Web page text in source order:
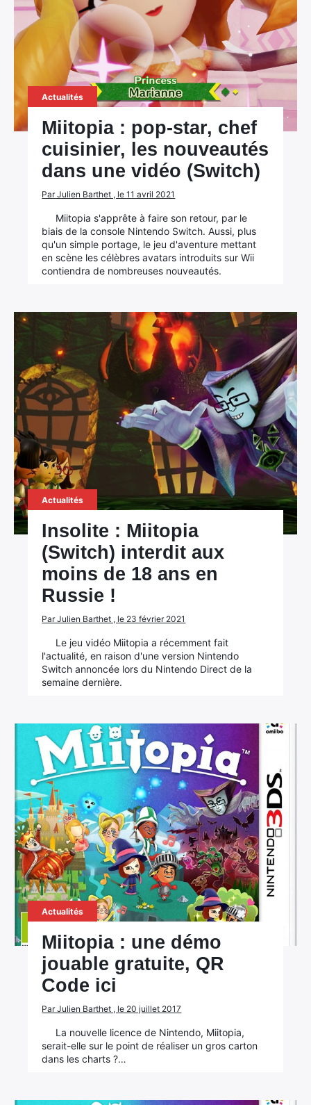
Actualités
Miitopia : pop-star, chef
cuisinier, les nouveautés
dans une vidéo (Switch)
Par Julien Barthet , le 11 avril 2021
Miitopia s'apprête à faire son retour, par le
biais de la console Nintendo Switch. Aussi, plus
qu'un simple portage, le jeu d'aventure mettant
en scène les célèbres avatars introduits sur Wii
contiendra de nombreuses nouveautés.
Actualités
Insolite : Miitopia
(Switch) interdit aux
moins de 18 ans en
Russie !
Par Julien Barthet , le 23 février 2021
Le jeu vidéo Miitopia a récemment fait
l'actualité, en raison d'une version Nintendo
Switch annoncée lors du Nintendo Direct de la
semaine dernière.
Actualités
Miitopia : une démo
jouable gratuite, QR
Code ici
Par Julien Barthet , le 20 juillet 2017
La nouvelle licence de Nintendo, Miitopia,
serait-elle sur le point de réaliser un gros carton
dans les charts ?…
Rechercher